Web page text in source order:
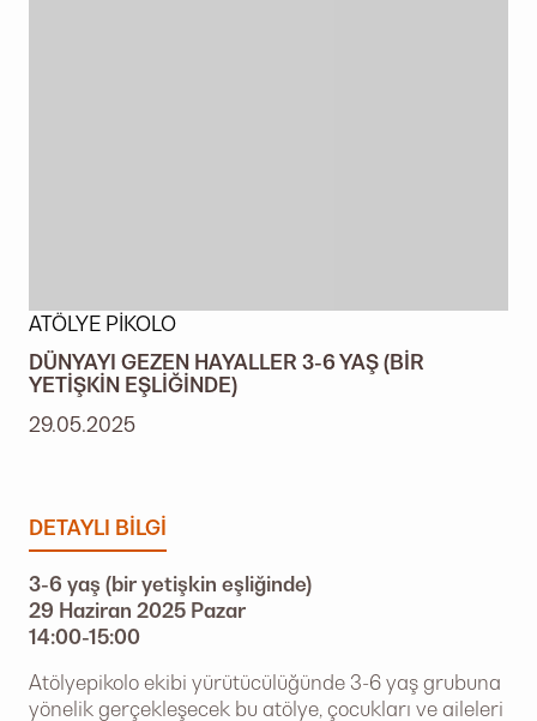
ATÖLYE PIKOLO
DÜNYAYI GEZEN HAYALLER 3-6 YAŞ (BIR
YETIŞKIN EŞLIĞINDE)
29.05.2025
DETAYLI BILGI
3-6 yaş (bir yetişkin eşliğinde)
29 Haziran 2025 Pazar
14:00-15:00
Atölyepikolo ekibi yürütücülüğünde 3-6 yaş grubuna
yönelik gerçekleşecek bu atölye, çocukları ve aileleri